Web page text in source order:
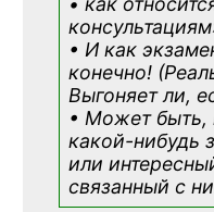
• И как
конечно!
Выгоняет ли,
• Может быть,
какой-нибудь
или
связанный с